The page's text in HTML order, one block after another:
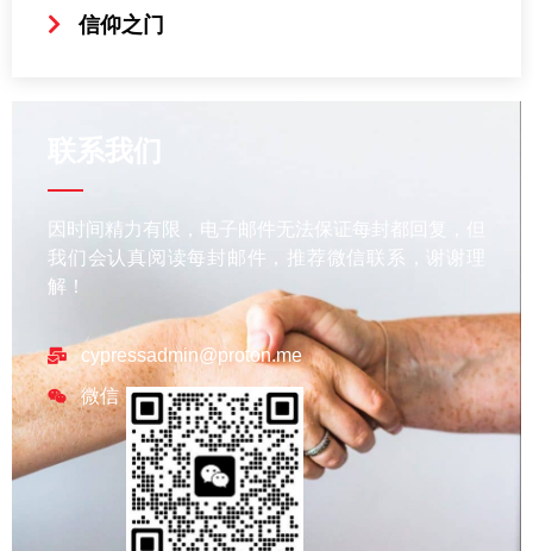
信仰之门
因时间精力有限，电子邮件无法保证每封都回复，但
我们会认真阅读每封邮件，推荐微信联系，谢谢理
解！
cypressadmin@proton.me
微信